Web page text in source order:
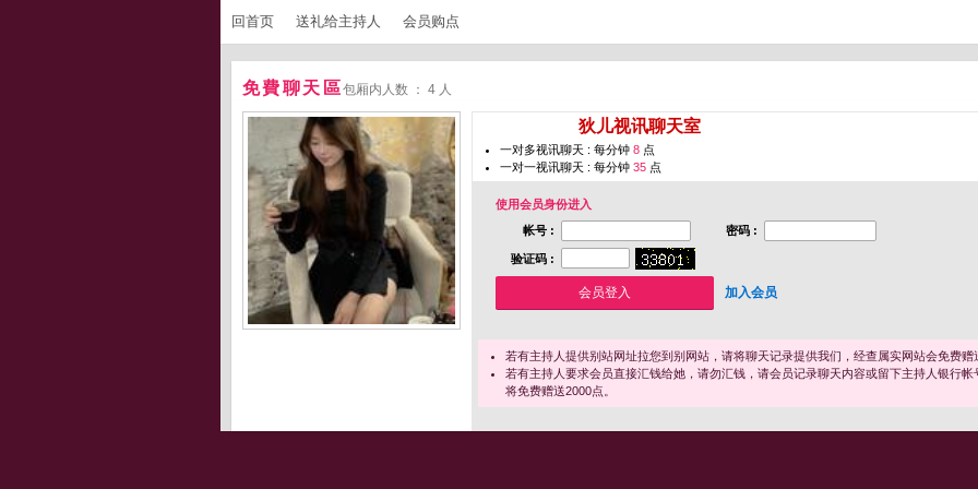
回首页 送礼给主持人 会员购点
免費聊天區包厢内人数 ： 4 人
狄儿视讯聊天室
一对多视讯聊天 : 每分钟 8 点
一对一视讯聊天 : 每分钟 35 点
使用会员身份进入
帐号 :
密码 :
验证码 :
加入会员
若有主持人提供别站网址拉您到别网站，请将聊天记录提供我们，经查属实网站会免费赠
若有主持人要求会员直接汇钱给她，请勿汇钱，请会员记录聊天内容或留下主持人银行
将免费赠送2000点。